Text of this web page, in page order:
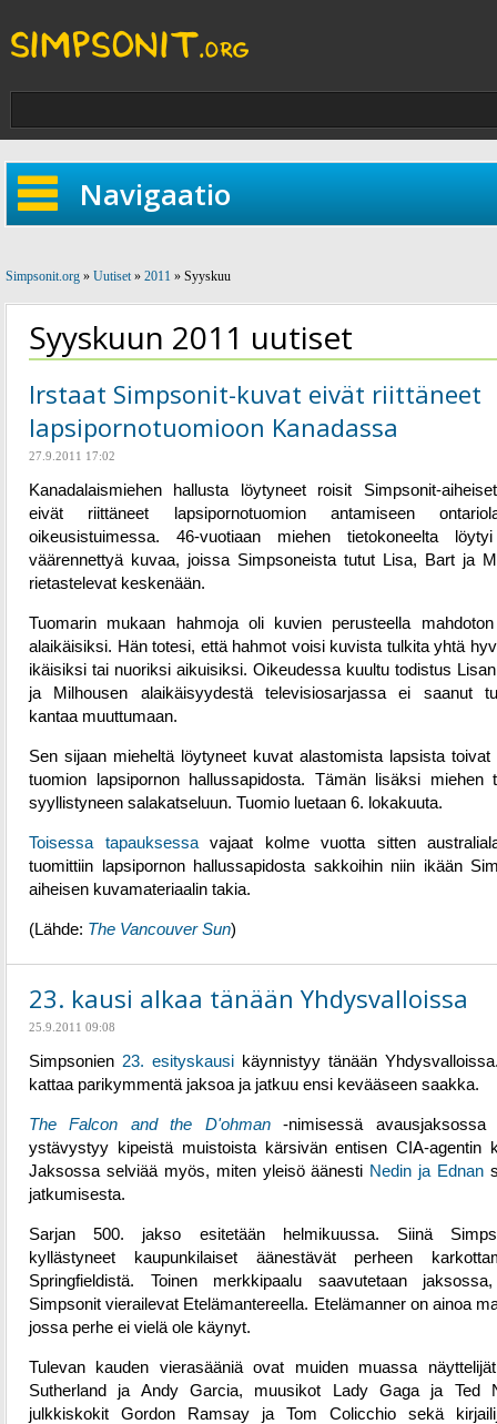
Navigaatio
Simpsonit.org » Uutiset» 2011 » Syyskuu
Syyskuun 2011 uutiset
Irstaat Simpsonit-kuvat eivät riittäneet
lapsipornotuomioon Kanadassa
27.9.2011 17:02
Kanadalaismiehen hallusta löytyneet roisit Simpsonit-
eivät riittäneet lapsipornotuomion antamiseen
oikeusistuimessa. 46-vuotiaan miehen tietokoneelta
väärennettyä kuvaa, joissa Simpsoneista tutut Lisa, Bart ja
rietastelevat keskenään.
Tuomarin mukaan hahmoja oli kuvien perusteella
alaikäisiksi. Hän totesi, että hahmot voisi kuvista tulkita yhtä
ikäisiksi tai nuoriksi aikuisiksi. Oikeudessa kuultu todistus
ja Milhousen alaikäisyydestä televisiosarjassa ei saanut
kantaa muuttumaan.
Sen sijaan mieheltä löytyneet kuvat alastomista lapsista toivat
tuomion lapsipornon hallussapidosta. Tämän lisäksi miehen
syyllistyneen salakatseluun. Tuomio luetaan 6. lokakuuta.
Toisessa tapauksessavajaat kolme vuotta sitten
tuomittiin lapsipornon hallussapidosta sakkoihin niin ikään
aiheisen kuvamateriaalin takia.
(Lähde: The Vancouver Sun)
23. kausi alkaa tänään Yhdysvalloissa
25.9.2011 09:08
Simpsonien 23. esityskausi käynnistyy tänään
kattaa parikymmentä jaksoa ja jatkuu ensi kevääseen saakka.
The Falcon and the D'ohman-nimisessä avausjaksossa
ystävystyy kipeistä muistoista kärsivän entisen CIA-agentin
Jaksossa selviää myös, miten yleisö äänesti Nedin ja Ednan
jatkumisesta.
Sarjan 500. jakso esitetään helmikuussa. Siinä
kyllästyneet kaupunkilaiset äänestävät perheen
Springfieldistä. Toinen merkkipaalu saavutetaan
Simpsonit vierailevat Etelämantereella. Etelämanner on ainoa
jossa perhe ei vielä ole käynyt.
Tulevan kauden vierasääniä ovat muiden muassa
Sutherland ja Andy Garcia, muusikot Lady Gaga ja Ted
julkkiskokit Gordon Ramsay ja Tom Colicchio sekä